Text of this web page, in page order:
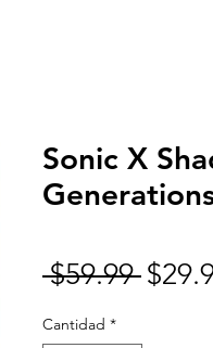
Sonic X
$59.99
Cantidad *